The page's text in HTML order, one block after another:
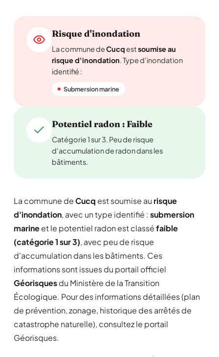
Risque d'inondation
La commune deCucqestsoumise au
risque d'inondation. Type d'inondation
identifié :
Submersion marine
Potentiel radon : Faible
Catégorie 1 sur 3. Peu de risque
d'accumulation de radon dans les
bâtiments.
La commune deCucq est soumise au risque
d'inondation, avec un type identifié : submersion
marineet le potentiel radon est classéfaible
(catégorie 1 sur 3), avec peu de risque
d'accumulation dans les bâtiments. Ces
informations sont issues du portail officiel
Géorisquesdu Ministère de la Transition
Écologique. Pour des informations détaillées (plan
de prévention, zonage, historique des arrêtés de
catastrophe naturelle), consultez le portail
Géorisques.